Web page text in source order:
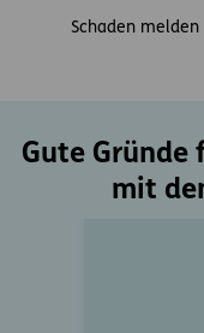
Schaden melden
Gute Gründe
mit